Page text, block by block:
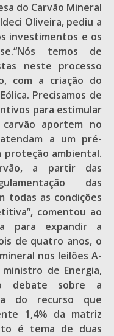
do Carvão Mineral
Oliveira, pediu a
investimentos e os
temos de
neste processo
com a criação do
Precisamos de
para estimular
aportem no
a um pré-
ambiental.
a partir das
das
todas as condições
comentou ao
para expandir a
de quatro anos, o
nos leilões A-
de Energia,
debate sobre a
do recurso que
1,4% da matriz
é tema de duas